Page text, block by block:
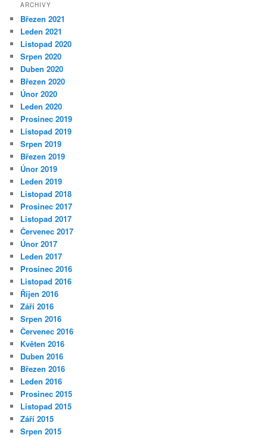
ARCHIVY
Březen 2021
Leden 2021
Listopad 2020
Srpen 2020
Duben 2020
Březen 2020
Únor 2020
Leden 2020
Prosinec 2019
Listopad 2019
Srpen 2019
Březen 2019
Únor 2019
Leden 2019
Listopad 2018
Prosinec 2017
Listopad 2017
Červenec 2017
Únor 2017
Leden 2017
Prosinec 2016
Listopad 2016
Říjen 2016
Září 2016
Srpen 2016
Červenec 2016
Květen 2016
Duben 2016
Březen 2016
Leden 2016
Prosinec 2015
Listopad 2015
Září 2015
Srpen 2015